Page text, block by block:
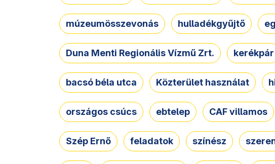
múzeumösszevonás hulladékgyűjtő
Duna Menti Regionális Vízmű Zrt. kerékpár
bacsó béla utca Közterület használat
országos csúcs ebtelep CAF villamos
Szép Ernő feladatok színész